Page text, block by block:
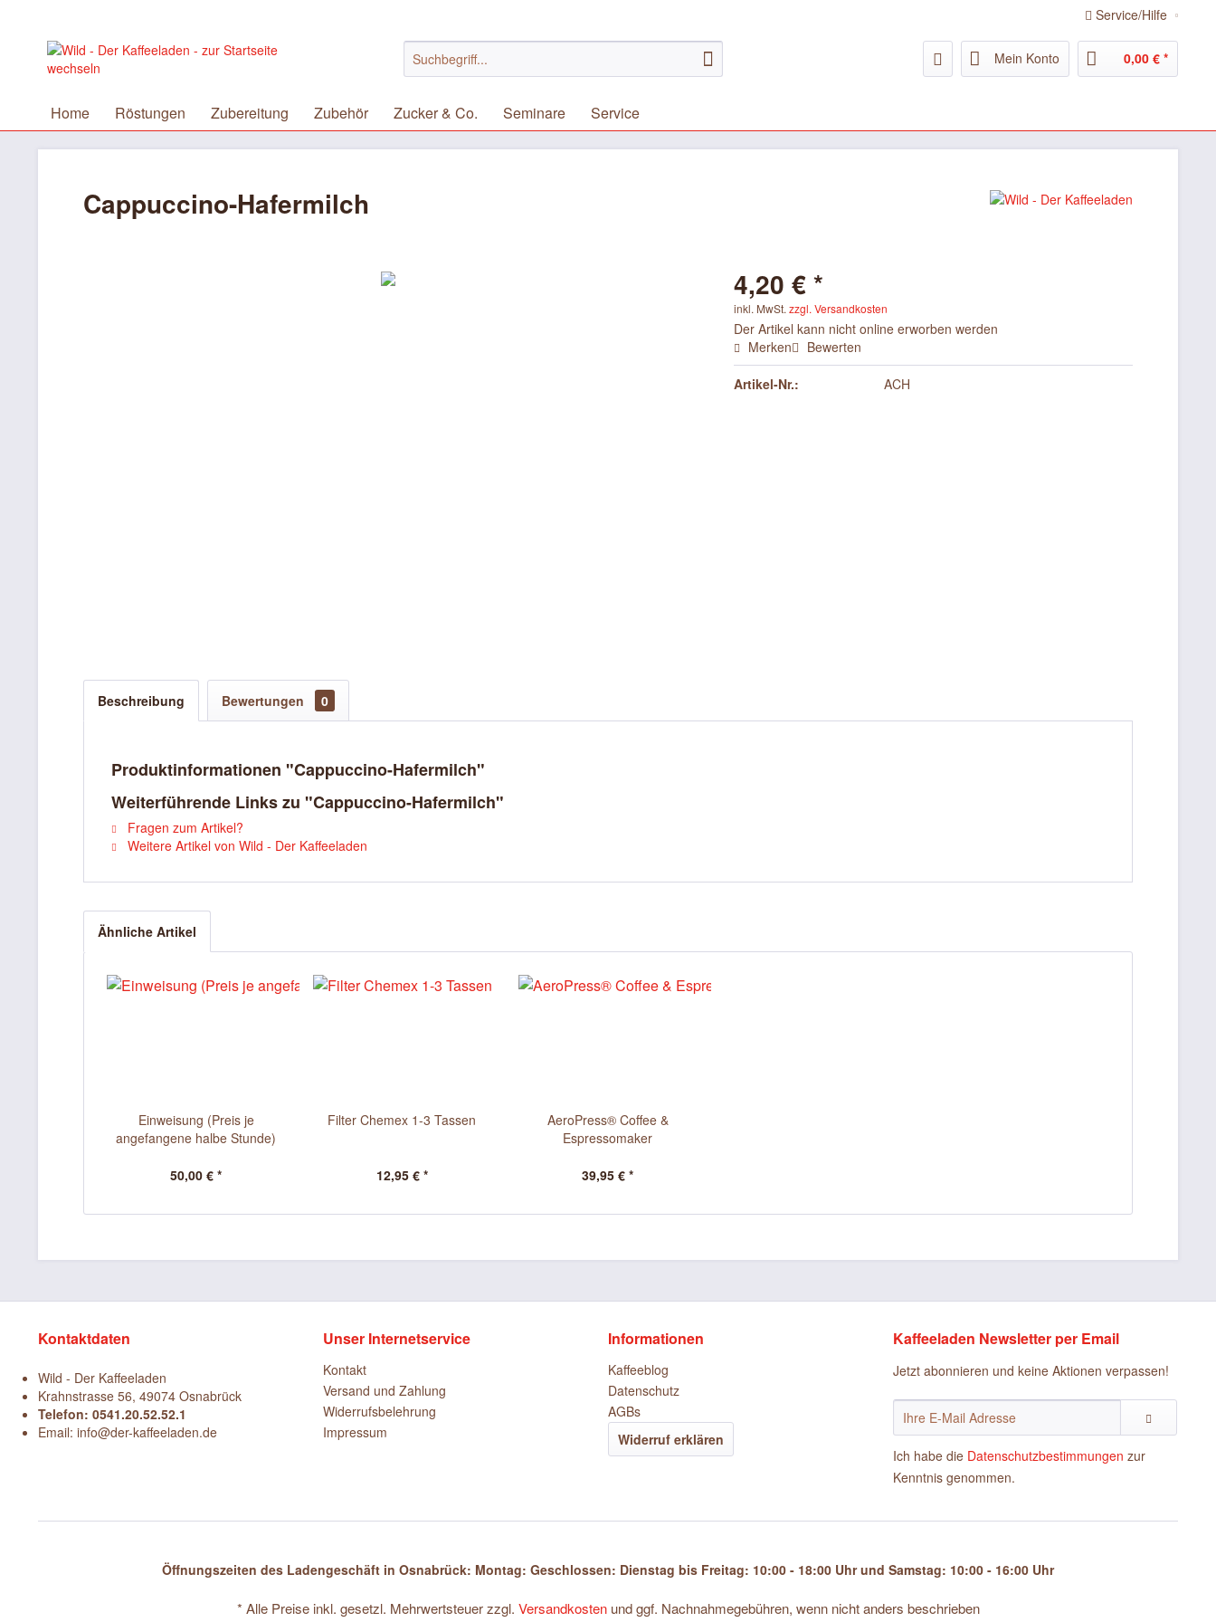
Service/Hilfe
Mein Konto 0,00 € *
Home Röstungen Zubereitung Zubehör Zucker & Co. Seminare Service
Cappuccino-Hafermilch
4,20 € *
inkl. MwSt.zzgl. Versandkosten
Der Artikel kann nicht online erworben werden
Merken
Bewerten
Artikel-Nr.: ACH
Beschreibung Bewertungen 0
Produktinformationen "Cappuccino-Hafermilch"
Weiterführende Links zu "Cappuccino-Hafermilch"
Fragen zum Artikel?
Weitere Artikel von Wild - Der Kaffeeladen
Ähnliche Artikel
Einweisung (Preis je
angefangene halbe Stunde)
50,00 € *
Filter Chemex 1-3 Tassen
12,95 € *
AeroPress® Coffee &
Espressomaker
39,95 € *
Kontaktdaten
Wild - Der Kaffeeladen
Krahnstrasse 56, 49074 Osnabrück
Telefon: 0541.20.52.52.1
Email: info@der-kaffeeladen.de
Unser Internetservice
Kontakt
Versand und Zahlung
Widerrufsbelehrung
Impressum
Informationen
Kaffeeblog
Datenschutz
AGBs
Widerruf erklären
Kaffeeladen Newsletter per Email
Jetzt abonnieren und keine Aktionen verpassen!
Ich habe die Datenschutzbestimmungen zur
Kenntnis genommen.
Öffnungszeiten des Ladengeschäft in Osnabrück: Montag: Geschlossen: Dienstag bis Freitag: 10:00 - 18:00 Uhr und Samstag: 10:00 - 16:00 Uhr
* Alle Preise inkl. gesetzl. Mehrwertsteuer zzgl. Versandkostenund ggf. Nachnahmegebühren, wenn nicht anders beschrieben